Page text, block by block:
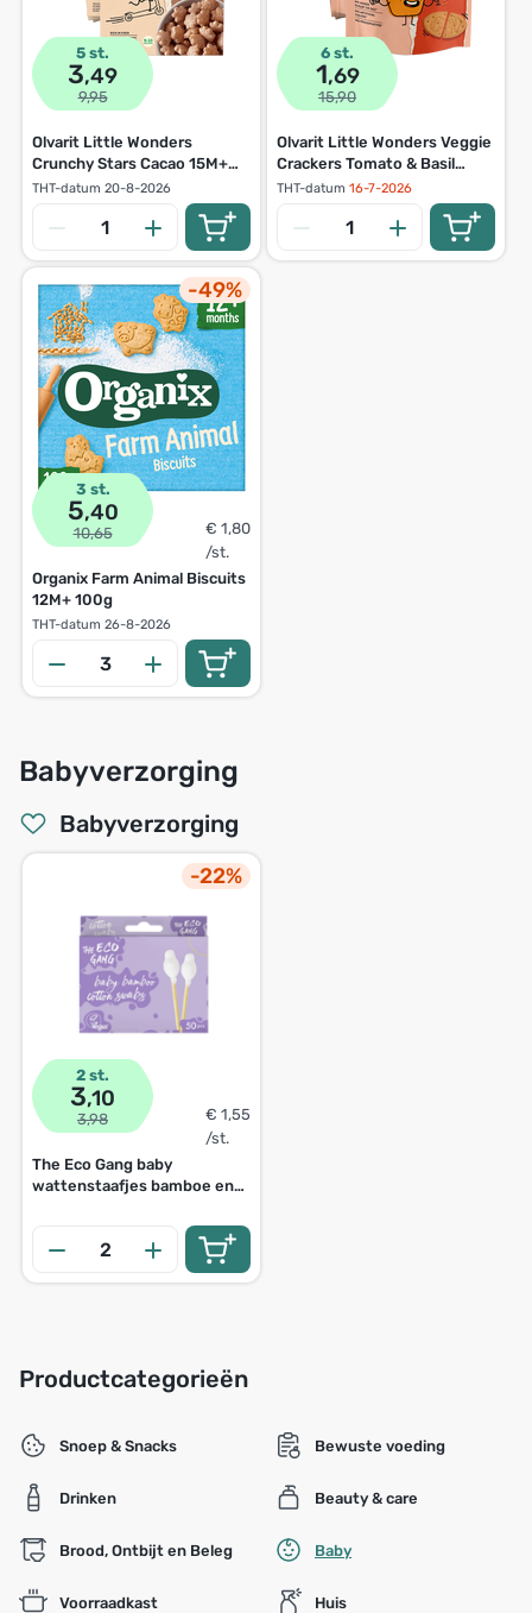
5 st.
3,49
9,95
Olvarit Little Wonders
Crunchy Stars Cacao 15M+
70g
THT-datum 20-8-2026
6 st.
1,69
15,90
Olvarit Little Wonders Veggie
Crackers Tomato & Basil
15M+ 105g
THT-datum 16-7-2026
-49%
3 st.
5,40
10,65
€ 1,80
/st.
Organix Farm Animal Biscuits
12M+ 100g
THT-datum 26-8-2026
Babyverzorging
Babyverzorging
-22%
2 st.
3,10
3,98
€ 1,55
/st.
The Eco Gang baby
wattenstaafjes bamboe en
Productcategorieën
Snoep & Snacks
Drinken
Brood, Ontbijt en Beleg
Voorraadkast
Bewuste voeding
Beauty & care
Baby
Huis